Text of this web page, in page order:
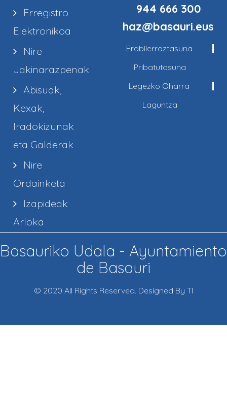
Erregistro
Elektronikoa
Nire
Jakinarazpenak
Abisuak,
Kexak,
Iradokizunak
eta Galderak
Nire
Ordainketa
Izapideak
Arloka
944 666 300
haz@basauri.eus
Erabilerraztasuna
Pribatutasuna
Legezko Oharra
Laguntza
Basauriko Udala - Ayuntamiento
de Basauri
© 2020 All Rights Reserved. Designed By TI